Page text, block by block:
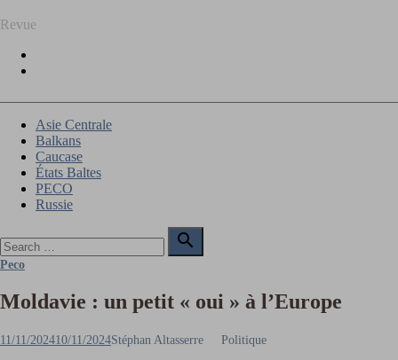
Revue
Asie Centrale
Balkans
Caucase
États Baltes
PECO
Russie
for:

Search
Peco
Moldavie : un petit « oui » à l’Europe
Posted
11/11/202410/11/2024Author
Stéphan Altasserre Politique